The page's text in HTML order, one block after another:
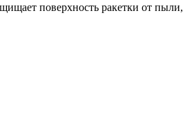
поверхность ракетки от пыли,